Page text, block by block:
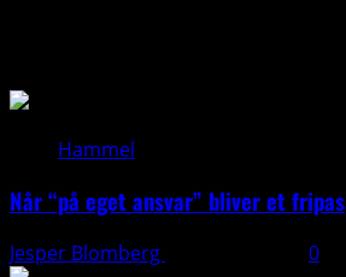
Hammel
Når “på eget ansvar” bliver et fripas
Jesper Blomberg 0